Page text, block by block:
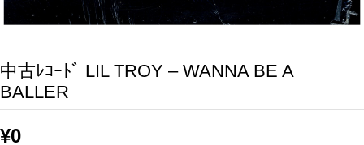
中古ﾚｺｰﾄﾞ LIL TROY – WANNA BE A
BALLER
¥0